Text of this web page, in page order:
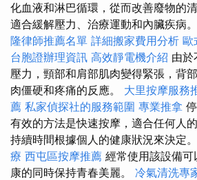
化血液和淋巴循環，從而改善廢物的
適合緩解壓力、治療運動和內臟疾病。
隆律師推薦名單 詳細搬家費用分析 歐
台胞證辦理資訊 高效靜電機介紹 由於
壓力，頸部和肩部肌肉變得緊張，背
肉僵硬和疼痛的反應。 大里按摩服務
薦 私家偵探社的服務範圍 專業推拿
有效的方法是快速按摩，適合任何人
持續時間根據個人的健康狀況來決定。
療 西屯區按摩推薦 經常使用該設備
康的同時保持青春美麗。 冷氣清洗專